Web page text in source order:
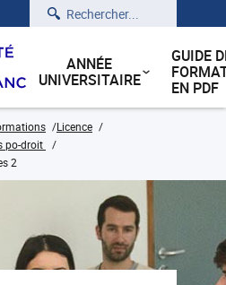
Rechercher
ANNÉE
UNIVERSITAIRE
GUIDE
EN PDF
Licence
po-droit
2